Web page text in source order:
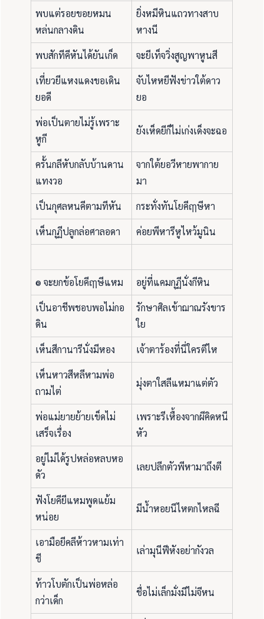
พบแต่รอยขอยหมน
หล่นกลางดิน
ยิ่งหมีหินแถวทางสาบ
หางนี
พบสักทีคีหันได้ยันเก็ด จะยีเท็จวิ่งสูญพาหูนสี
เที่ยวยีแหงแดงขอเดิน
ยอดี
จับไหหยีฟังข่าวใต้ดาว
ยอ
พ่อเป็นตายไม่รู้เพราะ
หูกี
ยังเห็ดยีก็ไม่เก่งเด็งจะฉอ
ครั้นกลีหับกลับบ้านดาน
แทงวอ
จากใต้ยอวีหายพากาย
มา
เป็นกุศลหนคีตามทีหัน กระทั่งทันโยคีฤๅษีหา
เห็นกุฏีปลูกล่อศาลอดา ค่อยพีหารีหูไหว้มูนิน
๏ จะยกข้อโยคีฤๅษีแหม อยู่ที่แคมกุฏีนั่งกีหิน
เป็นอาชีพชอบพอไม่กอ
ดิน
รักษาศิลเข้าฌาณรังขาร
ใย
เห็นสีกานารีนั่งมีหอง เจ้าตาร้องที่นี่ใครตีไห
เห็นหาวสีหลีหามพ่อ
ถามไต่
มุ่งตาใสลีแหมาแต่ตัว
พ่อแม่ยายย้ายเข็ดไม่
เสร็จเรื่อง
เพราะรีเหื้องจากผีคิดหนี
หัว
อยู่ไม่ได้รูปหล่อหลบหอ
ดัว
เลยปลีกตัวพีหามาถึงตี
ฟังโยคียีแหมพูดแย้ม
หน่อย
มีน้ำหอยนีไหตกไหลฉี
เอามือยีคลีห้าวหามเท่า
ชี
เล่ามุนีฟีหังอย่ากังวล
ท้าวโบตักเป็นพ่อหล่อ
กว่าเด็ก
ชื่อไม่เล็กมั่งมีไม่จีหน